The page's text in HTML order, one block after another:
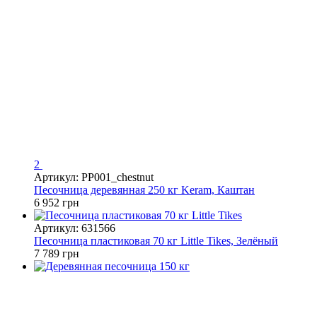
2
Артикул: PP001_chestnut
Песочница деревянная 250 кг Keram, Каштан
6 952 грн
Артикул: 631566
Песочница пластиковая 70 кг Little Tikes, Зелёный
7 789 грн